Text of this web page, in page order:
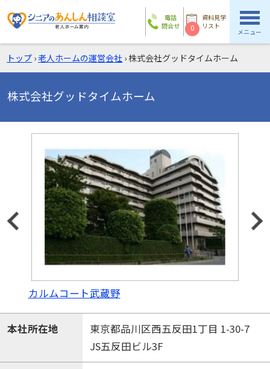
電話
問合せ
資料見学
リスト
0 メニュー
トップ ›老人ホームの運営会社 ›株式会社グッドタイムホーム
株式会社グッドタイムホーム
カルムコート武蔵野
本社所在地
東京都品川区西五反田1丁目 1-30-7
JS五反田ビル3F